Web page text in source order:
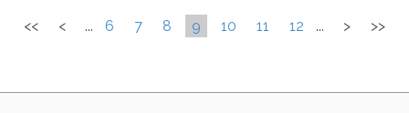
<< < ... 6 7 8 9 10 11 12 ... > >>